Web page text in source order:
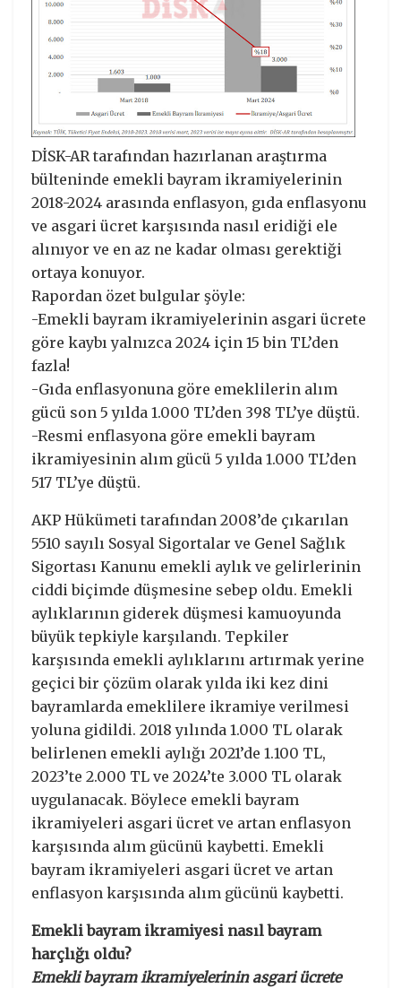
DİSK-AR tarafından hazırlanan araştırma
bülteninde emekli bayram ikramiyelerinin
2018-2024 arasında enflasyon, gıda enflasyonu
ve asgari ücret karşısında nasıl eridiği ele
alınıyor ve en az ne kadar olması gerektiği
ortaya konuyor.
Rapordan özet bulgular şöyle:
-Emekli bayram ikramiyelerinin asgari ücrete
göre kaybı yalnızca 2024 için 15 bin TL’den
fazla!
-Gıda enflasyonuna göre emeklilerin alım
gücü son 5 yılda 1.000 TL’den 398 TL’ye düştü.
-Resmi enflasyona göre emekli bayram
ikramiyesinin alım gücü 5 yılda 1.000 TL’den
517 TL’ye düştü.
AKP Hükümeti tarafından 2008’de çıkarılan
5510 sayılı Sosyal Sigortalar ve Genel Sağlık
Sigortası Kanunu emekli aylık ve gelirlerinin
ciddi biçimde düşmesine sebep oldu. Emekli
aylıklarının giderek düşmesi kamuoyunda
büyük tepkiyle karşılandı. Tepkiler
karşısında emekli aylıklarını artırmak yerine
geçici bir çözüm olarak yılda iki kez dini
bayramlarda emeklilere ikramiye verilmesi
yoluna gidildi. 2018 yılında 1.000 TL olarak
belirlenen emekli aylığı 2021’de 1.100 TL,
2023’te 2.000 TL ve 2024’te 3.000 TL olarak
uygulanacak. Böylece emekli bayram
ikramiyeleri asgari ücret ve artan enflasyon
karşısında alım gücünü kaybetti. Emekli
bayram ikramiyeleri asgari ücret ve artan
enflasyon karşısında alım gücünü kaybetti.
Emekli bayram ikramiyesi nasıl bayram
harçlığı oldu?
Emekli bayram ikramiyelerinin asgari ücrete